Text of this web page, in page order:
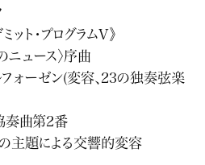
ット・プログラムV》
ニュース〉序曲
フォーゼン(変容、23の独奏弦楽
奏曲第2番
の主題による交響的変容